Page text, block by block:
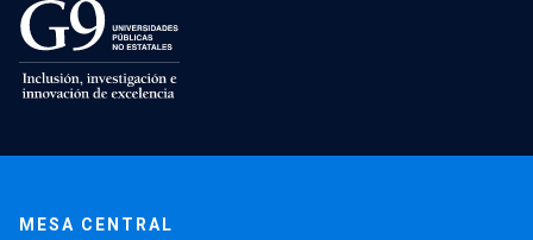
MESA CENTRAL